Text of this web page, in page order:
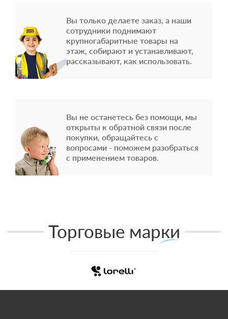
Вы только делаете заказ, а наши
сотрудники поднимают
крупногабаритные товары на
этаж, собирают и устанавливают,
рассказывают, как использовать.
Вы не останетесь без помощи, мы
открыты к обратной связи после
покупки, обращайтесь с
вопросами - поможем разобраться
с применением товаров.
Торговые марки